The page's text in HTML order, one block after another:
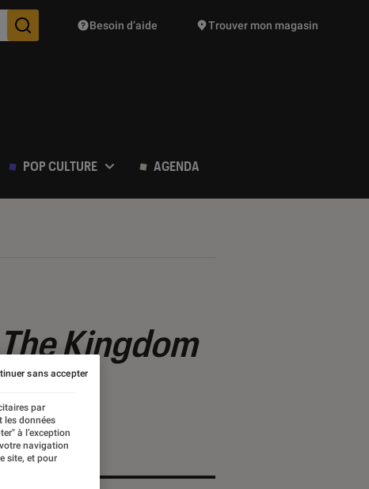
Des suggestions de produits vont vous être proposées
Besoin d’aide Trouver mon magasin
POP CULTURE AGENDA
Kingdom
par
les données
à l’exception
navigation
site, et pour
sans accepter